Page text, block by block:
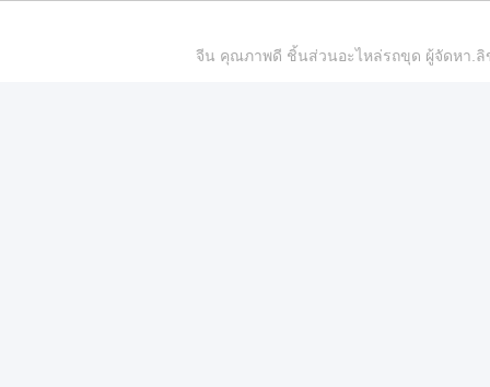
จีน คุณภาพดี ชิ้นส่วนอะไหล่รถขุด ผู้จัดหา.ลิข